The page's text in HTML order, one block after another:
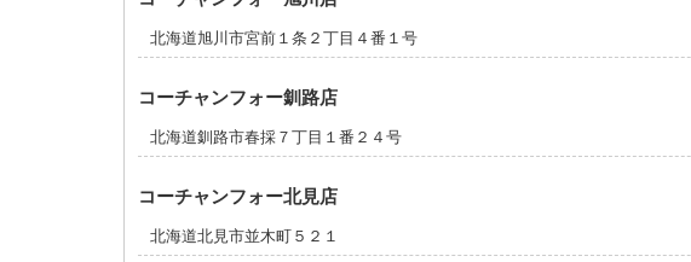
北海道旭川市宮前１条２丁目４番１号
コーチャンフォー釧路店
北海道釧路市春採７丁目１番２４号
コーチャンフォー北見店
北海道北見市並木町５２１